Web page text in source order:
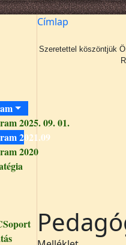
2025. 09. 01.
2021.09
2020
Címlap
Szeretettel köszöntjük